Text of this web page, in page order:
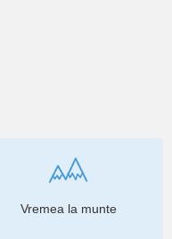
Vremea la munte